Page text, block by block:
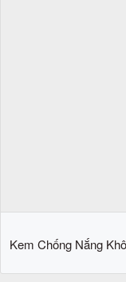
Kem Chống Nắng